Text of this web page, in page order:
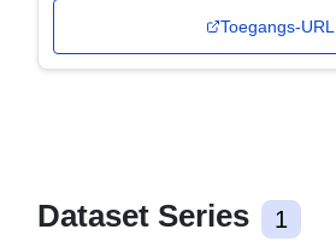
Toegangs-URL
Dataset Series 1